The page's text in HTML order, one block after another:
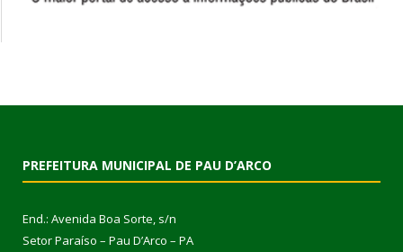
PREFEITURA MUNICIPAL DE PAU D’ARCO
End.: Avenida Boa Sorte, s/n
Setor Paraíso – Pau D’Arco – PA